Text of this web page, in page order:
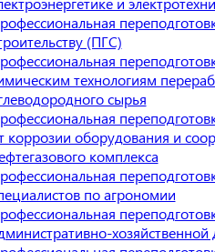
(ПГС)
технологиям
сырья
коррозии оборудования и
комплекса
по агрономии
хозяйственной